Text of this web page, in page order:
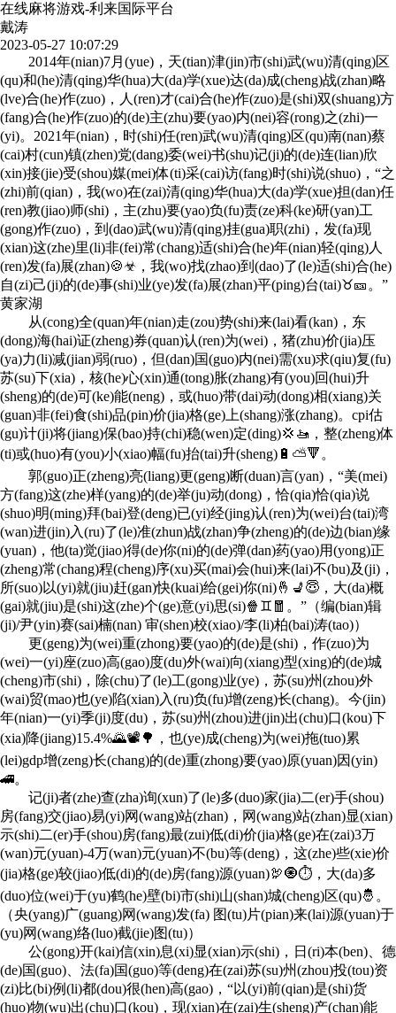
在线麻将游戏-利来国际平台
戴涛
2023-05-27 10:07:29
2014年(nian)7月(yue)，天(tian)津(jin)市(shi)武(wu)清(qing)区
(qu)和(he)清(qing)华(hua)大(da)学(xue)达(da)成(cheng)战(zhan)略
(lve)合(he)作(zuo)，人(ren)才(cai)合(he)作(zuo)是(shi)双(shuang)方
(fang)合(he)作(zuo)的(de)主(zhu)要(yao)内(nei)容(rong)之(zhi)一
(yi)。2021年(nian)，时(shi)任(ren)武(wu)清(qing)区(qu)南(nan)蔡
(cai)村(cun)镇(zhen)党(dang)委(wei)书(shu)记(ji)的(de)连(lian)欣
(xin)接(jie)受(shou)媒(mei)体(ti)采(cai)访(fang)时(shi)说(shuo)，“之
(zhi)前(qian)，我(wo)在(zai)清(qing)华(hua)大(da)学(xue)担(dan)任
(ren)教(jiao)师(shi)，主(zhu)要(yao)负(fu)责(ze)科(ke)研(yan)工
(gong)作(zuo)，到(dao)武(wu)清(qing)挂(gua)职(zhi)，发(fa)现
(xian)这(zhe)里(li)非(fei)常(chang)适(shi)合(he)年(nian)轻(qing)人
(ren)发(fa)展(zhan)🍪☣，我(wo)找(zhao)到(dao)了(le)适(shi)合(he)
自(zi)己(ji)的(de)事(shi)业(ye)发(fa)展(zhan)平(ping)台(tai)♉🎫。”
黄家湖
从(cong)全(quan)年(nian)走(zou)势(shi)来(lai)看(kan)，东
(dong)海(hai)证(zheng)券(quan)认(ren)为(wei)，猪(zhu)价(jia)压
(ya)力(li)减(jian)弱(ruo)，但(dan)国(guo)内(nei)需(xu)求(qiu)复(fu)
苏(su)下(xia)，核(he)心(xin)通(tong)胀(zhang)有(you)回(hui)升
(sheng)的(de)可(ke)能(neng)，或(huo)带(dai)动(dong)相(xiang)关
(guan)非(fei)食(shi)品(pin)价(jia)格(ge)上(shang)涨(zhang)。cpi估
(gu)计(ji)将(jiang)保(bao)持(chi)稳(wen)定(ding)💢🚤，整(zheng)体
(ti)或(huo)有(you)小(xiao)幅(fu)抬(tai)升(sheng)🔋⛅🔻。
郭(guo)正(zheng)亮(liang)更(geng)断(duan)言(yan)，“美(mei)
方(fang)这(zhe)样(yang)的(de)举(ju)动(dong)，恰(qia)恰(qia)说
(shuo)明(ming)拜(bai)登(deng)已(yi)经(jing)认(ren)为(wei)台(tai)湾
(wan)进(jin)入(ru)了(le)准(zhun)战(zhan)争(zheng)的(de)边(bian)缘
(yuan)，他(ta)觉(jiao)得(de)你(ni)的(de)弹(dan)药(yao)用(yong)正
(zheng)常(chang)程(cheng)序(xu)买(mai)会(hui)来(lai)不(bu)及(ji)，
所(suo)以(yi)就(jiu)赶(gan)快(kuai)给(gei)你(ni)🤞💺😇，大(da)概
(gai)就(jiu)是(shi)这(zhe)个(ge)意(yi)思(si)🍿♊🧧。”（编(bian)辑
(ji)/尹(yin)赛(sai)楠(nan) 审(shen)校(xiao)/李(li)柏(bai)涛(tao)）
更(geng)为(wei)重(zhong)要(yao)的(de)是(shi)，作(zuo)为
(wei)一(yi)座(zuo)高(gao)度(du)外(wai)向(xiang)型(xing)的(de)城
(cheng)市(shi)，除(chu)了(le)工(gong)业(ye)，苏(su)州(zhou)外
(wai)贸(mao)也(ye)陷(xian)入(ru)负(fu)增(zeng)长(chang)。今(jin)
年(nian)一(yi)季(ji)度(du)，苏(su)州(zhou)进(jin)出(chu)口(kou)下
(xia)降(jiang)15.4%🌄📽🌳，也(ye)成(cheng)为(wei)拖(tuo)累
(lei)gdp增(zeng)长(chang)的(de)重(zhong)要(yao)原(yuan)因(yin)
🚄。
记(ji)者(zhe)查(zha)询(xun)了(le)多(duo)家(jia)二(er)手(shou)
房(fang)交(jiao)易(yi)网(wang)站(zhan)，网(wang)站(zhan)显(xian)
示(shi)二(er)手(shou)房(fang)最(zui)低(di)价(jia)格(ge)在(zai)3万
(wan)元(yuan)-4万(wan)元(yuan)不(bu)等(deng)，这(zhe)些(xie)价
(jia)格(ge)较(jiao)低(di)的(de)房(fang)源(yuan)🦃🧿⏱，大(da)多
(duo)位(wei)于(yu)鹤(he)壁(bi)市(shi)山(shan)城(cheng)区(qu)🤴。
（央(yang)广(guang)网(wang)发(fa) 图(tu)片(pian)来(lai)源(yuan)于
(yu)网(wang)络(luo)截(jie)图(tu)）
公(gong)开(kai)信(xin)息(xi)显(xian)示(shi)，日(ri)本(ben)、德
(de)国(guo)、法(fa)国(guo)等(deng)在(zai)苏(su)州(zhou)投(tou)资
(zi)比(bi)例(li)都(dou)很(hen)高(gao)，“以(yi)前(qian)是(shi)货
(huo)物(wu)出(chu)口(kou)，现(xian)在(zai)生(sheng)产(chan)能